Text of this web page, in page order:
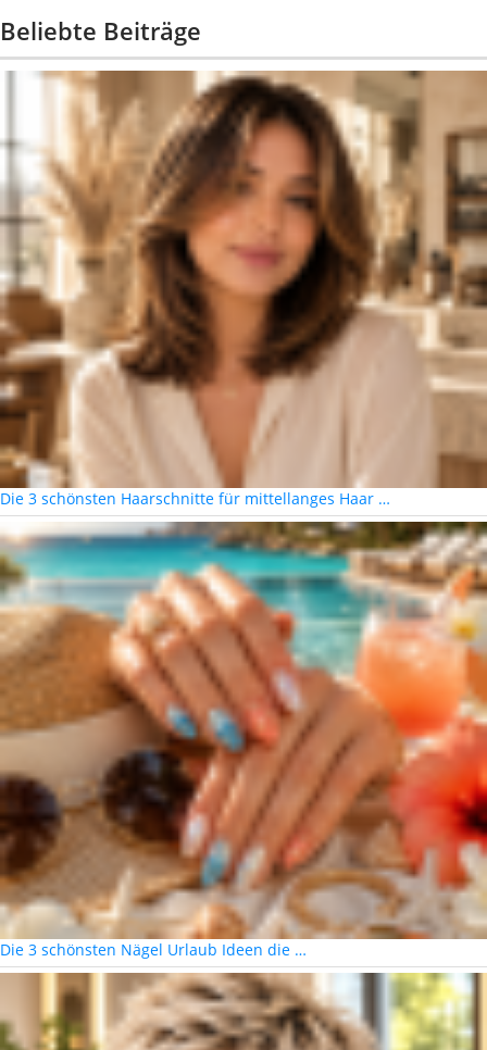
Beliebte Beiträge
Die 3 schönsten Haarschnitte für mittellanges Haar …
Die 3 schönsten Nägel Urlaub Ideen die …